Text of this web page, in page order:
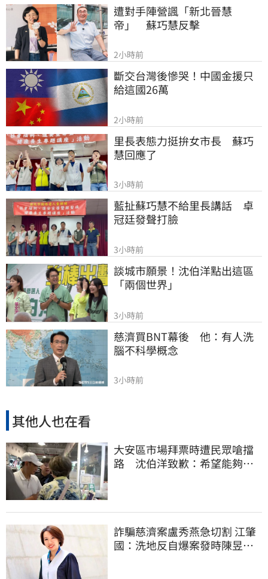
遭對手陣營諷「新北晉慧
帝」　蘇巧慧反擊
2小時前
斷交台灣後慘哭！中國金援只
給這國26萬
2小時前
里長表態力挺拚女市長　蘇巧
慧回應了
3小時前
藍扯蘇巧慧不給里長講話　卓
冠廷發聲打臉
3小時前
談城市願景！沈伯洋點出這區
「兩個世界」
3小時前
慈濟買BNT幕後　他：有人洗
腦不科學概念
3小時前
其他人也在看
大安區市場拜票時遭民眾嗆擋
路 沈伯洋致歉：希望能夠精
詐騙慈濟案盧秀燕急切割 江肇
國：洗地反自爆案發時陳昱瑄